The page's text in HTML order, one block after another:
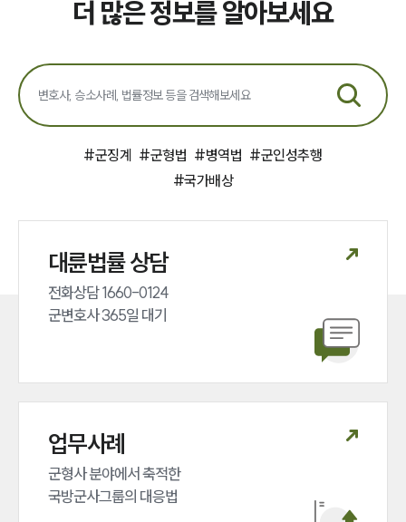
업무분야
국방군사그룹 업무
전체
구성원 소개
군전문변호사
법률 블로그
대륜법률상담예약
더 많은 정보를 알아보세요
#군징계 #군형법 #병역법 #군인성추행
#국가배상
대륜법률 상담
전화상담 1660-0124
군변호사 365일 대기
업무사례
군형사 분야에서 축적한
국방군사그룹의 대응법